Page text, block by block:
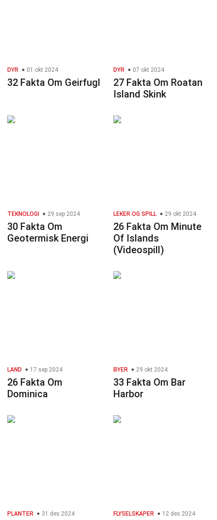
DYR 01 okt 2024
32 Fakta Om Geirfugl
DYR 07 okt 2024
27 Fakta Om Roatan
Island Skink
TEKNOLOGI 29 sep 2024
30 Fakta Om
Geotermisk Energi
LEKER OG SPILL 29 okt 2024
26 Fakta Om Minute
Of Islands
(Videospill)
LAND 17 sep 2024
26 Fakta Om
Dominica
BYER 29 okt 2024
33 Fakta Om Bar
Harbor
PLANTER 31 des 2024 FLYSELSKAPER 12 des 2024